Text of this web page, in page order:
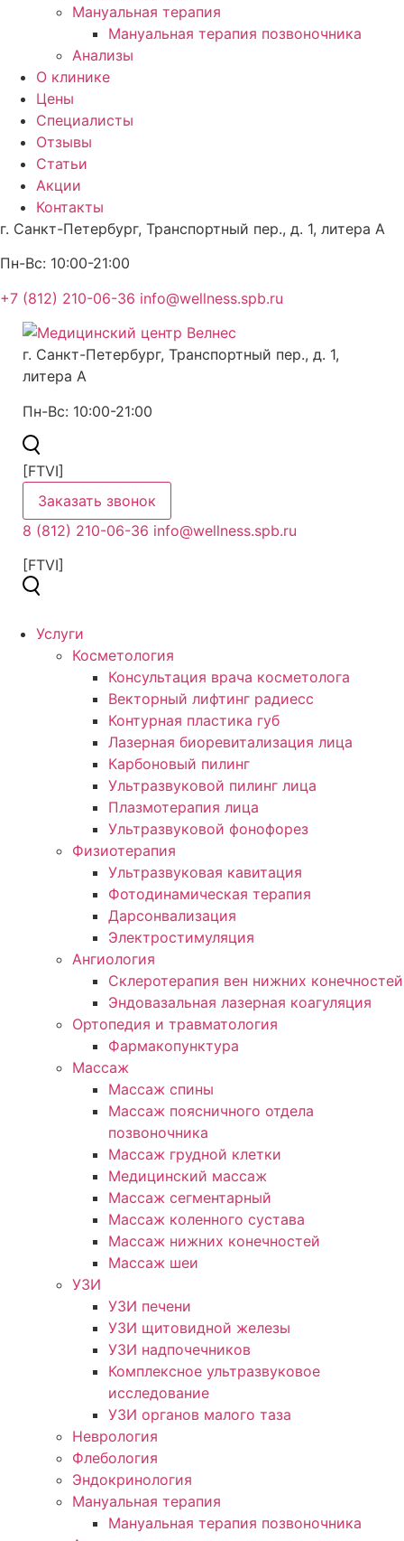
Мануальная терапия
Мануальная терапия позвоночника
Анализы
О клинике
Цены
Специалисты
Отзывы
Статьи
Акции
Контакты
г. Санкт-Петербург, Транспортный пер., д. 1, литера А
Пн-Вс: 10:00-21:00
+7 (812) 210-06-36 info@wellness.spb.ru
г. Санкт-Петербург, Транспортный пер., д. 1,
литера А
Пн-Вс: 10:00-21:00
[FTVI]
Заказать звонок
8 (812) 210-06-36 info@wellness.spb.ru
[FTVI]
Услуги
Косметология
Консультация врача косметолога
Векторный лифтинг радиесс
Контурная пластика губ
Лазерная биоревитализация лица
Карбоновый пилинг
Ультразвуковой пилинг лица
Плазмотерапия лица
Ультразвуковой фонофорез
Физиотерапия
Ультразвуковая кавитация
Фотодинамическая терапия
Дарсонвализация
Электростимуляция
Ангиология
Склеротерапия вен нижних конечностей
Эндовазальная лазерная коагуляция
Ортопедия и травматология
Фармакопунктура
Массаж
Массаж спины
Массаж поясничного отдела
позвоночника
Массаж грудной клетки
Медицинский массаж
Массаж сегментарный
Массаж коленного сустава
Массаж нижних конечностей
Массаж шеи
УЗИ
УЗИ печени
УЗИ щитовидной железы
УЗИ надпочечников
Комплексное ультразвуковое
исследование
УЗИ органов малого таза
Неврология
Флебология
Эндокринология
Мануальная терапия
Мануальная терапия позвоночника